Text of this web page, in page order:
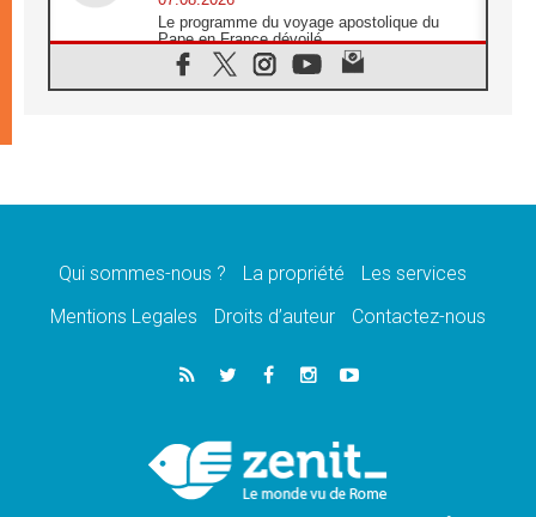
Le programme du voyage apostolique du
Pape en France dévoilé
07.08.2026
1ère Conférence continentale sur l'éducation
07.08.2026
07.08.2026
lancement des «dix jours de prière pour la
06.08.2026
Préparatifs des JMJ 2027 à Séoul: «c'est
Chrétiens et confucéens: respect et sagesse
pour relever les «défis urgents»
Qui sommes-nous ? La propriété
Les services
Mentions Legales
Droits d’auteur Contactez-nous